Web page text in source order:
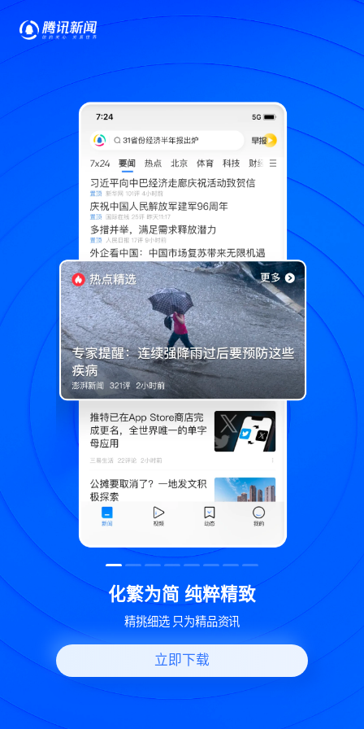
致 世界变化 热问一下
好问题好回答 多元视角看问题
立即下载